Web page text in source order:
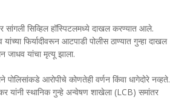
सांगली सिव्हिल हॉस्पिटलमध्ये दाखल करण्यात आले.
फिर्यादीवरून आटपाडी पोलीस ठाण्यात गुन्हा दाखल
जाधव यांचा मृत्यू झाला.
पोलिसांकडे आरोपीचे कोणतेही वर्णन किंवा धागेदोरे नव्हते.
यांनी स्थानिक गुन्हे अन्वेषण शाखेला (LCB) समांतर